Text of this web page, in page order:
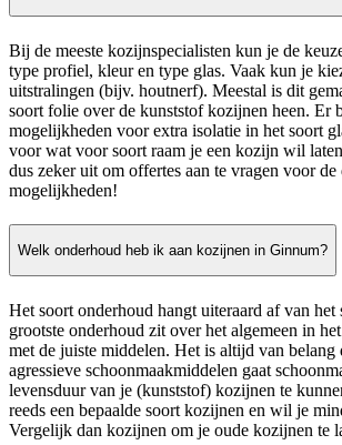
Bij de meeste kozijnspecialisten kun je de
type profiel, kleur en type glas. Vaak kun je
uitstralingen (bijv. houtnerf). Meestal is dit
soort folie over de kunststof kozijnen heen. Er
mogelijkheden voor extra isolatie in het soort
voor wat voor soort raam je een kozijn wil
dus zeker uit om offertes aan te vragen voor de
mogelijkheden!
Welk onderhoud heb ik aan kozijnen in Ginnum?
Het soort onderhoud hangt uiteraard af van
grootste onderhoud zit over het algemeen in
met de juiste middelen. Het is altijd van belang
agressieve schoonmaakmiddelen gaat
levensduur van je (kunststof) kozijnen te
reeds een bepaalde soort kozijnen en wil je
Vergelijk dan kozijnen om je oude kozijnen te